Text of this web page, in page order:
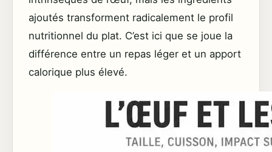
ajoutés transforment radicalement le profil
nutritionnel du plat. C’est ici que se joue la
différence entre un repas léger et un apport
calorique plus élevé.